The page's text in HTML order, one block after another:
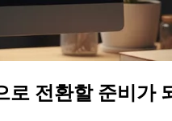
전환할 준비가